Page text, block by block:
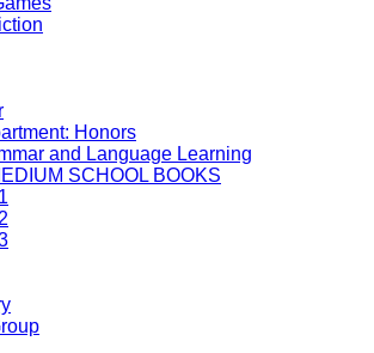
Honors
and Language Learning
SCHOOL BOOKS